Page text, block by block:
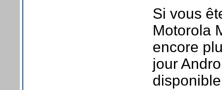
Si vous
Motorola
encore
jour